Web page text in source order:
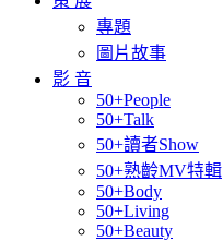
專題
圖片故事
影 音
50+People
50+Talk
50+讀者Show
50+熟齡MV特輯
50+Body
50+Living
50+Beauty